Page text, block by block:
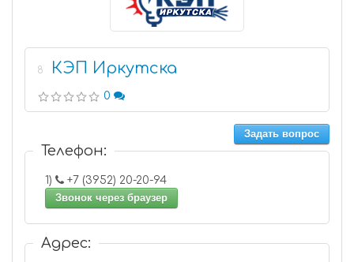
8 КЭП Иркутска
0
Задать вопрос
Телефон:
1)
+7 (3952) 20-20-94
Звонок через браузер
Адрес: